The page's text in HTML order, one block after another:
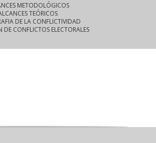
METODOLÓGICOS
TEÓRICOS
DE LA CONFLICTIVIDAD
DE CONFLICTOS ELECTORALES